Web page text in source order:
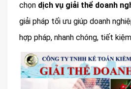
chọn dịch vụ giải thể doanh
giải pháp tối ưu giúp doanh
hợp pháp, nhanh chóng, tiết